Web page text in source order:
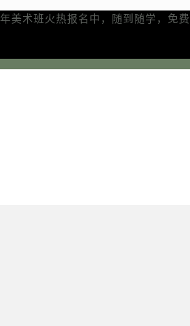
美术班火热报名中，随到随学，免